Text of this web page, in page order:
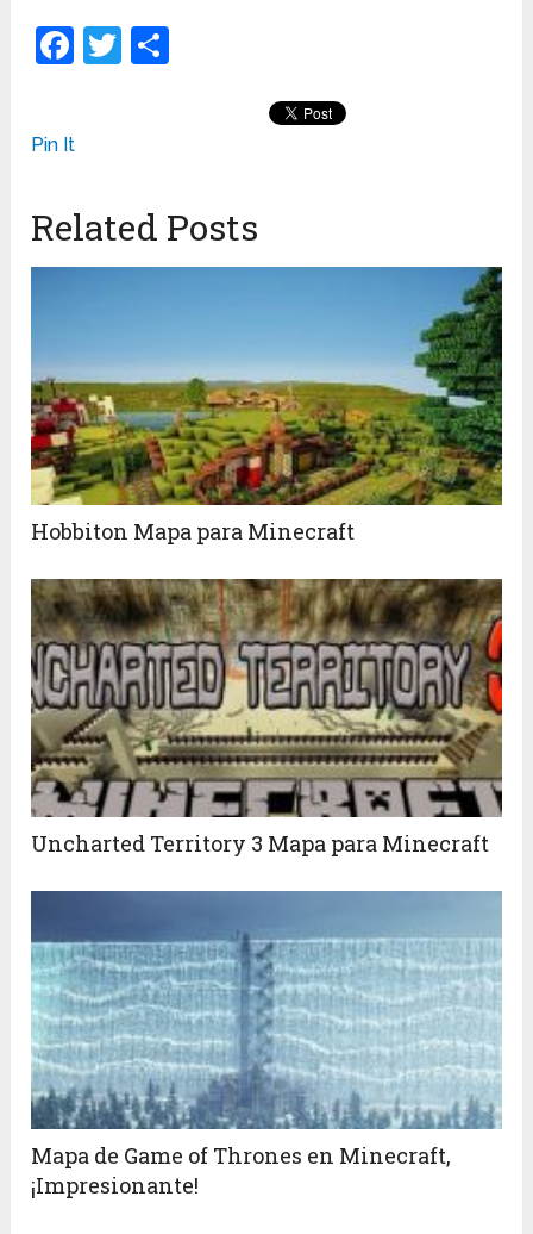
Facebook
Twitter
Pin It
Related Posts
Hobbiton Mapa para Minecraft
Uncharted Territory 3 Mapa para Minecraft
Mapa de Game of Thrones en Minecraft,
¡Impresionante!